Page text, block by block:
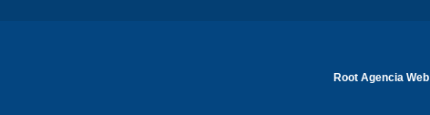
Root Agencia Web